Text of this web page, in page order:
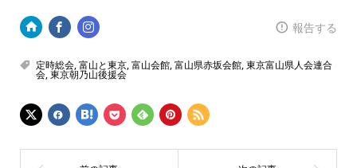
報告する
定時総会,富山と東京,富山会館,富山県赤坂会館,東京富山県人会連合
会,東京朝乃山後援会